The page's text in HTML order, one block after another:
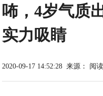
咘，4岁气质
实力吸睛
2020-09-17 14:52:28 来源： 阅